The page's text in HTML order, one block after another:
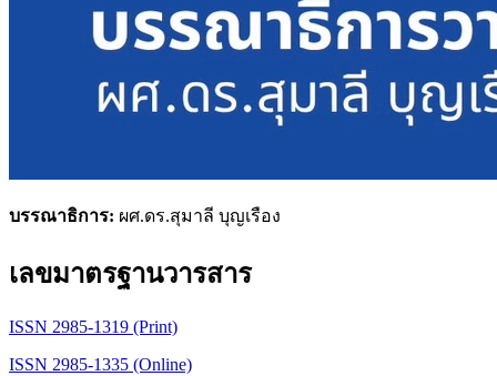
บรรณาธิการ: ผศ.ดร.สุมาลี บุญเรือง
เลขมาตรฐานวารสาร
ISSN 2985-1319 (Print)
ISSN 2985-1335 (Online)